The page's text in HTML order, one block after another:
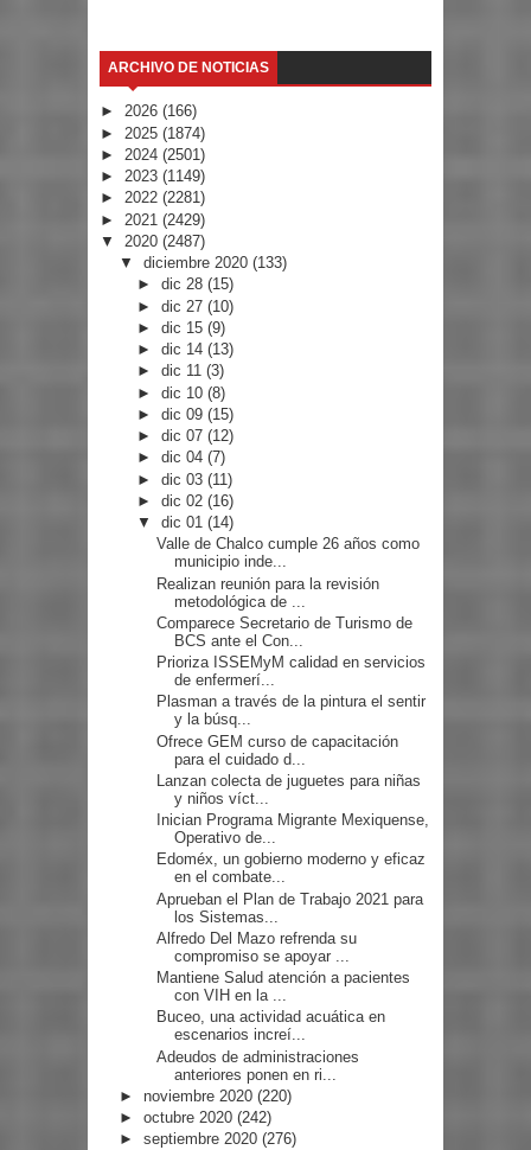
ARCHIVO DE NOTICIAS
► 2026 (166)
► 2025 (1874)
► 2024 (2501)
► 2023 (1149)
► 2022 (2281)
► 2021 (2429)
▼ 2020 (2487)
▼ diciembre 2020 (133)
►dic 28(15)
►dic 27(10)
►dic 15(9)
►dic 14(13)
►dic 11(3)
►dic 10(8)
►dic 09(15)
►dic 07(12)
►dic 04(7)
►dic 03(11)
►dic 02(16)
▼dic 01(14)
Valle de Chalco cumple 26 años como
municipio inde...
Realizan reunión para la revisión
metodológica de ...
Comparece Secretario de Turismo de
BCS ante el Con...
Prioriza ISSEMyM calidad en servicios
de enfermerí...
Plasman a través de la pintura el sentir
y la búsq...
Ofrece GEM curso de capacitación
para el cuidado d...
Lanzan colecta de juguetes para niñas
y niños víct...
Inician Programa Migrante Mexiquense,
Operativo de...
Edoméx, un gobierno moderno y eficaz
en el combate...
Aprueban el Plan de Trabajo 2021 para
los Sistemas...
Alfredo Del Mazo refrenda su
compromiso se apoyar ...
Mantiene Salud atención a pacientes
con VIH en la ...
Buceo, una actividad acuática en
escenarios increí...
Adeudos de administraciones
anteriores ponen en ri...
► noviembre 2020 (220)
► octubre 2020 (242)
► septiembre 2020 (276)